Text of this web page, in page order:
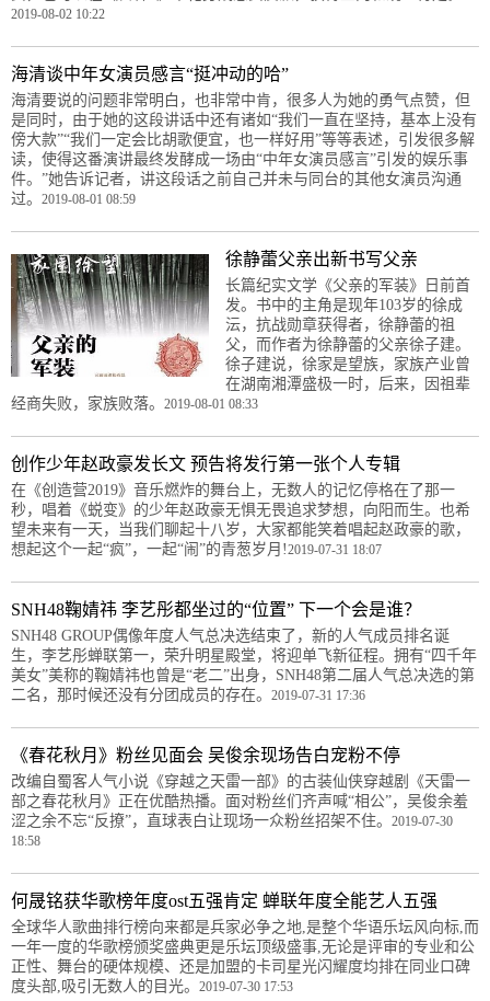
2019-08-02 10:22
海清谈中年女演员感言“挺冲动的哈”
海清要说的问题非常明白，也非常中肯，很多人为她的勇气点赞，但
是同时，由于她的这段讲话中还有诸如“我们一直在坚持，基本上没有
傍大款”“我们一定会比胡歌便宜，也一样好用”等等表述，引发很多解
读，使得这番演讲最终发酵成一场由“中年女演员感言”引发的娱乐事
件。”她告诉记者，讲这段话之前自己并未与同台的其他女演员沟通
过。 2019-08-01 08:59
徐静蕾父亲出新书写父亲
长篇纪实文学《父亲的军装》日前首
发。书中的主角是现年103岁的徐成
沄，抗战勋章获得者，徐静蕾的祖
父，而作者为徐静蕾的父亲徐子建。
徐子建说，徐家是望族，家族产业曾
在湖南湘潭盛极一时，后来，因祖辈
经商失败，家族败落。 2019-08-01 08:33
创作少年赵政豪发长文 预告将发行第一张个人专辑
在《创造营2019》音乐燃炸的舞台上，无数人的记忆停格在了那一
秒，唱着《蜕变》的少年赵政豪无惧无畏追求梦想，向阳而生。也希
望未来有一天，当我们聊起十八岁，大家都能笑着唱起赵政豪的歌，
想起这个一起“疯”，一起“闹”的青葱岁月!2019-07-31 18:07
SNH48鞠婧祎 李艺彤都坐过的“位置” 下一个会是谁？
SNH48 GROUP偶像年度人气总决选结束了，新的人气成员排名诞
生，李艺彤蝉联第一，荣升明星殿堂，将迎单飞新征程。拥有“四千年
美女”美称的鞠婧祎也曾是“老二”出身，SNH48第二届人气总决选的第
二名，那时候还没有分团成员的存在。 2019-07-31 17:36
《春花秋月》粉丝见面会 吴俊余现场告白宠粉不停
改编自蜀客人气小说《穿越之天雷一部》的古装仙侠穿越剧《天雷一
部之春花秋月》正在优酷热播。面对粉丝们齐声喊“相公”，吴俊余羞
涩之余不忘“反撩”，直球表白让现场一众粉丝招架不住。 2019-07-30
18:58
何晟铭获华歌榜年度ost五强肯定 蝉联年度全能艺人五强
全球华人歌曲排行榜向来都是兵家必争之地,是整个华语乐坛风向标,而
一年一度的华歌榜颁奖盛典更是乐坛顶级盛事,无论是评审的专业和公
正性、舞台的硬体规模、还是加盟的卡司星光闪耀度均排在同业口碑
度头部,吸引无数人的目光。 2019-07-30 17:53